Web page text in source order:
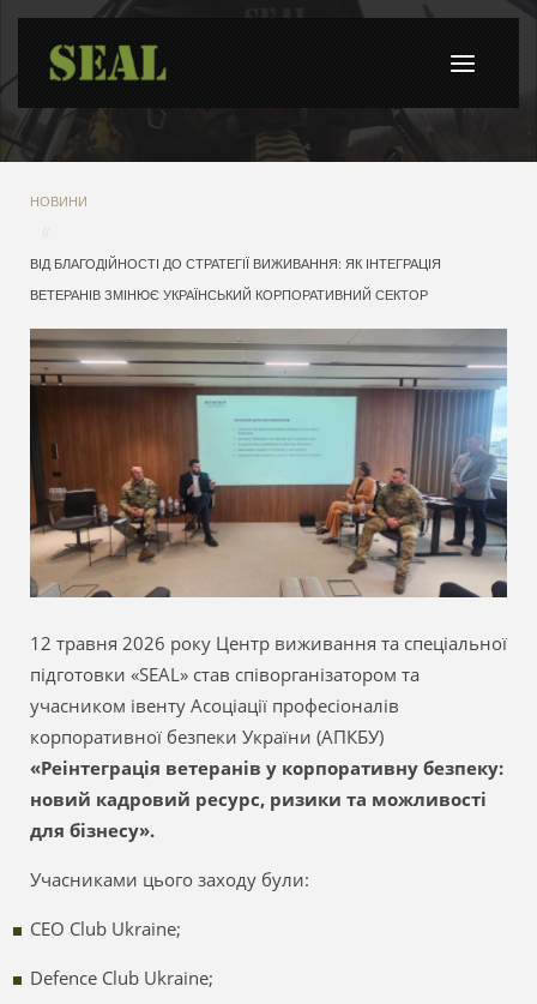
НОВИНИ
ВІД БЛАГОДІЙНОСТІ ДО СТРАТЕГІЇ ВИЖИВАННЯ: ЯК ІНТЕГРАЦІЯ
ВЕТЕРАНІВ ЗМІНЮЄ УКРАЇНСЬКИЙ КОРПОРАТИВНИЙ СЕКТОР
12 травня 2026 року Центр виживання та спеціальної
підготовки «SEAL» став співорганізатором та
учасником івенту Асоціації професіоналів
корпоративної безпеки України (АПКБУ)
«Реінтеграція ветеранів у корпоративну безпеку:
новий кадровий ресурс, ризики та можливості
для бізнесу».
Учасниками цього заходу були:
CEO Club Ukraine;
Defence Club Ukraine;